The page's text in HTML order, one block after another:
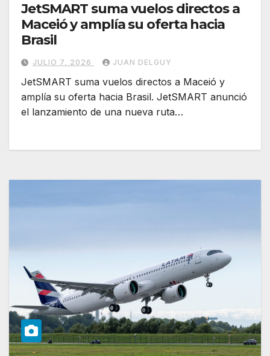
JetSMART suma vuelos directos a
Maceió y amplía su oferta hacia
Brasil
JULIO 7, 2026 JUAN DELGUY
JetSMART suma vuelos directos a Maceió y
amplía su oferta hacia Brasil. JetSMART anunció
el lanzamiento de una nueva ruta…